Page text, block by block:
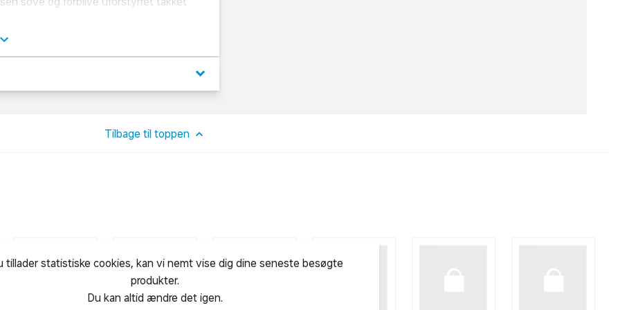
forbindes til husene for at skabe et
lille fad, gulerødder lavet af træ og filt,
filt.
keyboard_arrow_down
Tilbage til toppen
tillader statistiske cookies, kan vi nemt vise dig dine seneste besøgte
produkter.
Du kan altid ændre det igen.